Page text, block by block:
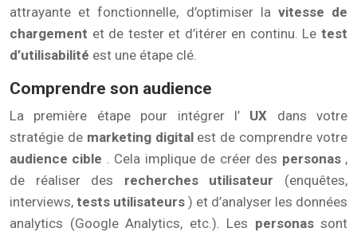
attrayante et fonctionnelle, d’optimiser la vitesse de
chargement et de tester et d’itérer en continu. Letest
d’utilisabilité est une étape clé.
Comprendre son audience
La première étape pour intégrer l’ UX dans votre
stratégie de marketing digital est de comprendre votre
audience cible . Cela implique de créer des personas ,
de réaliser des recherches utilisateur (enquêtes,
interviews, tests utilisateurs ) et d’analyser les données
analytics (Google Analytics, etc.). Les personas sont